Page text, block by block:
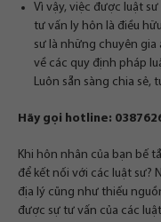
Vì vậy, việc được luật
tư vấn ly hôn là điều
sư là những chuyên gia
về các quy định pháp
Luôn sẵn sàng chia sẻ,
Hãy gọi hotline:
Khi hôn nhân của bạn bế
để kết nối với các luật sư?
địa lý cũng như thiếu
được sự tư vấn của các